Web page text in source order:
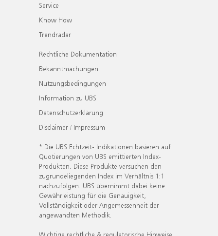
Service
Know How
Trendradar
Rechtliche Dokumentation
Bekanntmachungen
Nutzungsbedingungen
Information zu UBS
Datenschutzerklärung
Disclaimer / Impressum
* Die UBS Echtzeit- Indikationen basieren auf
Quotierungen von UBS emittierten Index-
Produkten. Diese Produkte versuchen den
zugrundeliegenden Index im Verhältnis 1:1
nachzufolgen. UBS übernimmt dabei keine
Gewährleistung für die Genauigkeit,
Vollständigkeit oder Angemessenheit der
angewandten Methodik.